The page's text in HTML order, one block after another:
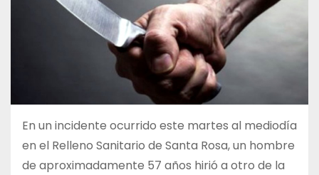
En un incidente ocurrido este martes al mediodía
en el Relleno Sanitario de Santa Rosa, un hombre
de aproximadamente 57 años hirió a otro de la